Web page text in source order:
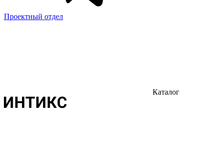
Проектный отдел
Каталог